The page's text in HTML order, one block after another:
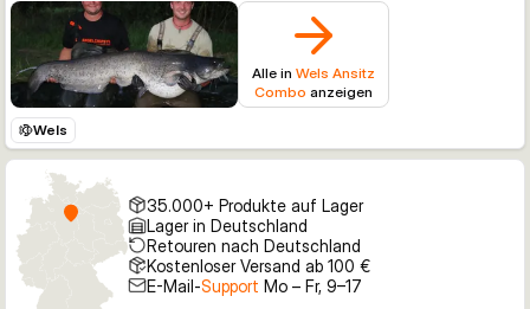
Alle in Wels Ansitz
Combo anzeigen
Wels
35.000+ Produkte auf Lager
Lager in Deutschland
Retouren nach Deutschland
Kostenloser Versand ab 100 €
E-Mail-Support Mo – Fr, 9–17